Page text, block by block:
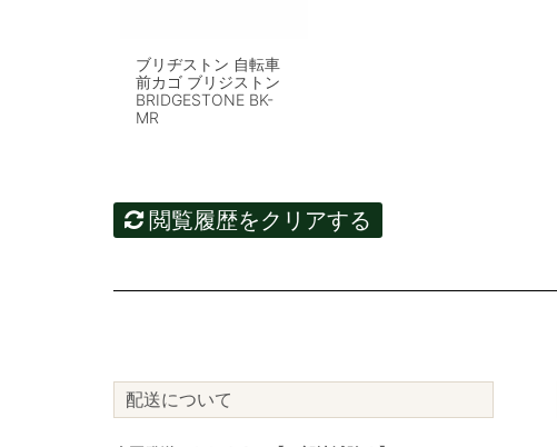
ブリヂストン 自転車
前カゴ ブリジストン
BRIDGESTONE BK-
MR
閲覧履歴をクリアする
配送について